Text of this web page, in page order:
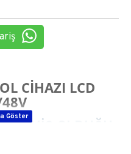
CIHAZI LCD
OLDUĞU